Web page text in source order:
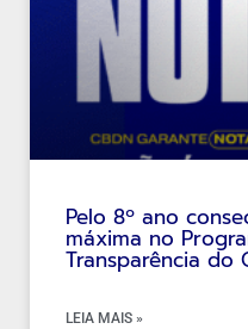
Pelo 8º ano
máxima no
Transparência do
LEIA MAIS »